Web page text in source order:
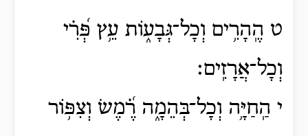
ט הֶֽהָרִ֥ים וְכָל־גְּבָע֑וֹת עֵ֥ץ פְּ֝רִ֗י
וְכָל־אֲרָזִֽים׃
י הַֽחַיָּ֥ה וְכָל־בְּהֵמָ֑ה רֶ֗֝מֶשׂ וְצִפּ֥וֹר